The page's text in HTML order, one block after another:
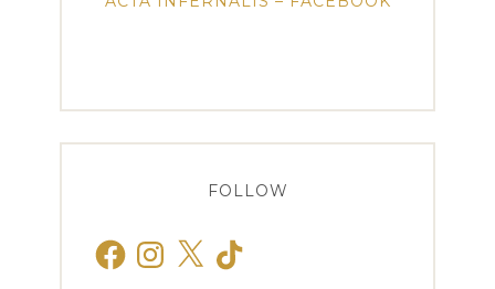
FOLLOW
FacebookInstagram
X TikTok